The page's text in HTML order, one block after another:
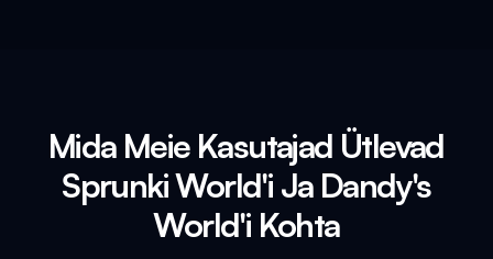
Mida Meie Kasutajad Ütlevad
Sprunki World'i Ja Dandy's
World'i Kohta